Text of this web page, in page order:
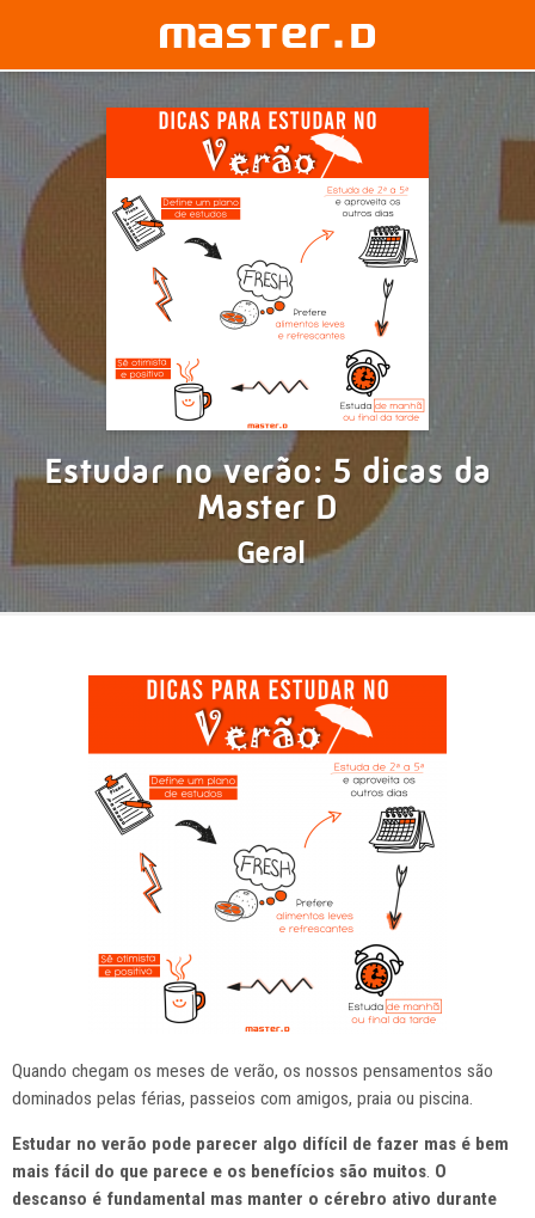
Estudar no verão: 5 dicas da
Master D
Geral
Quando chegam os meses de verão, os nossos pensamentos são
dominados pelas férias, passeios com amigos, praia ou piscina.
Estudar no verão pode parecer algo difícil de fazer mas é bem
mais fácil do que parece e os benefícios são muitos. O
descanso é fundamental mas manter o cérebro ativo durante